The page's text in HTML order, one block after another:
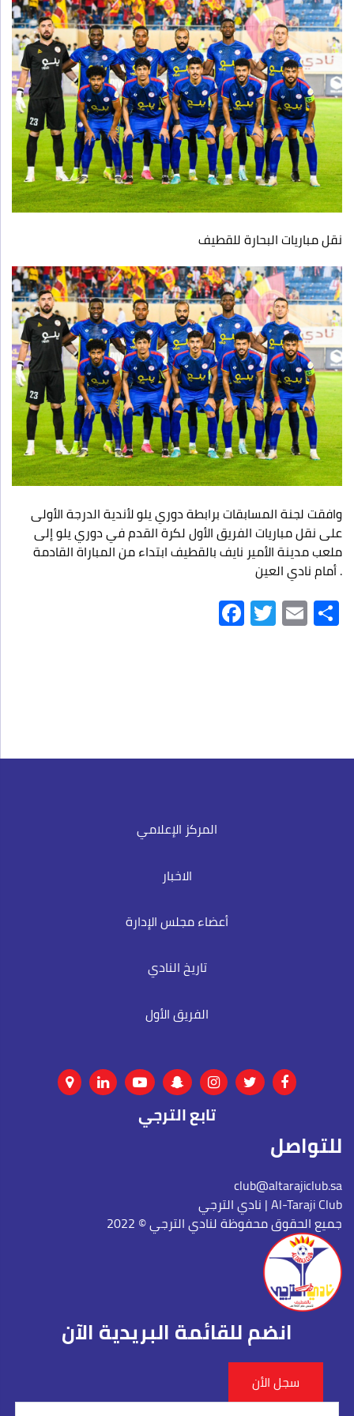
نقل مباريات البحارة للقطيف
وافقت لجنة المسابقات برابطة دوري يلو لأندية الدرجة الأولى
على نقل مباريات الفريق الأول لكرة القدم في دوري يلو إلى
ملعب مدينة الأمير نايف بالقطيف ابتداء من المباراة القادمة
أمام نادي العين .
Facebook
Twitter
المركز الإعلامي
الاخبار
أعضاء مجلس الإدارة
تاريخ النادي
الفريق الأول
تابع الترجي
للتواصل
club@altarajiclub.sa
نادي الترجي | Al-Taraji Club
جميع الحقوق محفوظة لنادي الترجي © 2022
انضم للقائمة البريدية الآن